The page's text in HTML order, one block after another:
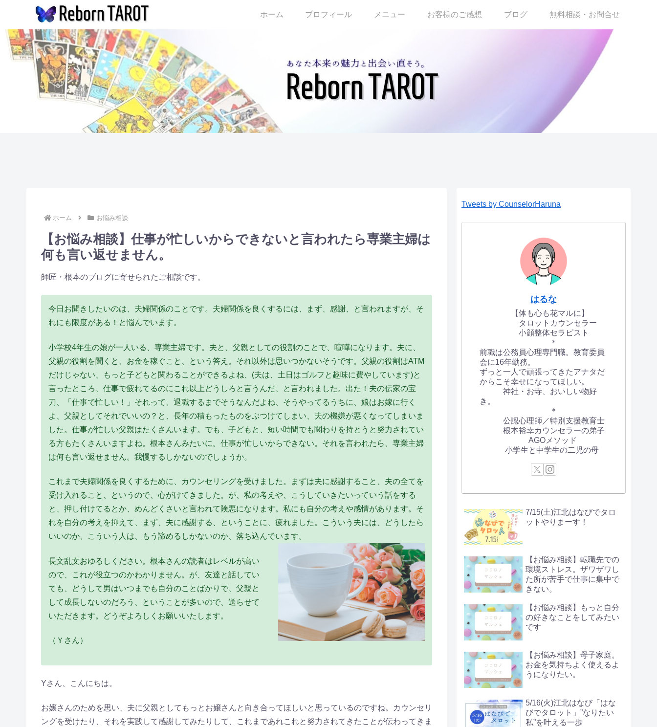
ホーム プロフィール メニュー お客様のご感想 ブログ 無料相談・お問合せ
ホーム お悩み相談
【お悩み相談】仕事が忙しいからできないと言われたら専業主婦は
何も言い返せません。
師匠・根本のブログに寄せられたご相談です。
今日お聞きしたいのは、夫婦関係のことです。夫婦関係を良くするには、まず、感謝、と言われますが、そ
れにも限度がある！と悩んでいます。
小学校4年生の娘が一人いる、専業主婦です。夫と、父親としての役割のことで、喧嘩になります。夫に、
父親の役割を聞くと、お金を稼ぐこと、という答え。それ以外は思いつかないそうです。父親の役割はATM
だけじゃない、もっと子どもと関わることができるよね、(夫は、土日はゴルフと趣味に費やしています)と
言ったところ、仕事で疲れてるのにこれ以上どうしろと言うんだ、と言われました。出た！夫の伝家の宝
刀、「仕事で忙しい！」それって、退職するまでそうなんだよね、そうやってるうちに、娘はお嫁に行く
よ、父親としてそれでいいの？と、長年の積もったものをぶつけてしまい、夫の機嫌が悪くなってしまいま
した。仕事が忙しい父親はたくさんいます。でも、子どもと、短い時間でも関わりを持とうと努力されてい
る方もたくさんいますよね。根本さんみたいに。仕事が忙しいからできない。それを言われたら、専業主婦
は何も言い返せません。我慢するしかないのでしょうか。
これまで夫婦関係を良くするために、カウンセリングを受けました。まずは夫に感謝すること、夫の全てを
受け入れること、というので、心がけてきました。が、私の考えや、こうしていきたいっていう話をする
と、押し付けてるとか、めんどくさいと言われて険悪になります。私にも自分の考えや感情があります。そ
れを自分の考えを抑えて、まず、夫に感謝する、ということに、疲れました。こういう夫には、どうしたら
いいのか、こういう人は、もう諦めるしかないのか、落ち込んでいます。
長文乱文おゆるしください。根本さんの読者はレベルが高い
ので、これが役立つのかわかりません。が、友達と話してい
ても、どうして男はいつまでも自分のことばかりで、父親と
して成長しないのだろう、ということが多いので、送らせて
いただきます。どうぞよろしくお願いいたします。
（Ｙさん）
Yさん、こんにちは。
お嬢さんのためを思い、夫に父親としてもっとお嬢さんと向き合ってほしいと思っているのですね。カウンセリ
ングを受けたり、それを実践して感謝してみたりして、これまであれこれと努力されてきたことが伝わってきま
Tweets by CounselorHaruna
はるな
【体も心も花マルに】
タロットカウンセラー
小顔整体セラピスト
＊
前職は公務員心理専門職。教育委員
会に16年勤務。
ずっと一人で頑張ってきたアナタだ
からこそ幸せになってほしい。
神社・お寺、おいしい物好
き。
＊
公認心理師／特別支援教育士
根本裕幸カウンセラーの弟子
AGOメソッド
小学生と中学生の二児の母
7/15(土)江北はなびでタロ
ットやりまーす！
【お悩み相談】転職先での
環境ストレス。ザワザワし
た所が苦手で仕事に集中で
きない。
【お悩み相談】もっと自分
の好きなことをしてみたい
です
【お悩み相談】母子家庭。
お金を気持ちよく使えるよ
うになりたい。
5/16(火)江北はなび「はな
びでタロット」”なりたい
私”を叶える一歩